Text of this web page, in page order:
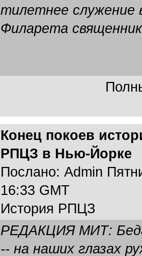
тилетнее служение
Филарета
Конец покоев
РПЦЗ в Нью-Йорке
Послано: Admin
16:33 GMT
История РПЦЗ
РЕДАКЦИЯ МИТ:
-- на наших глазах